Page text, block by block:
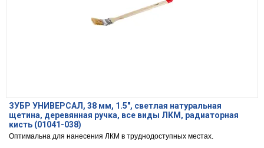
ЗУБР УНИВЕРСАЛ, 38 мм, 1.5″, светлая натуральная
щетина, деревянная ручка, все виды ЛКМ, радиаторная
кисть (01041-038)
Оптимальна для нанесения ЛКМ в труднодоступных местах.